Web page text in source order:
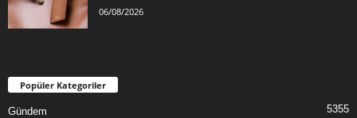
06/08/2026
Popüler Kategoriler
Gündem 5355